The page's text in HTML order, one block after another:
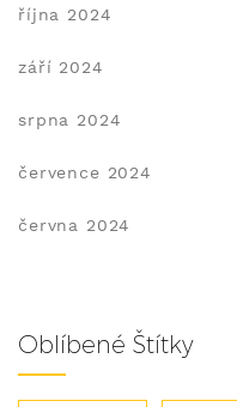
října 2024
září 2024
srpna 2024
července 2024
června 2024
Oblíbené Štítky